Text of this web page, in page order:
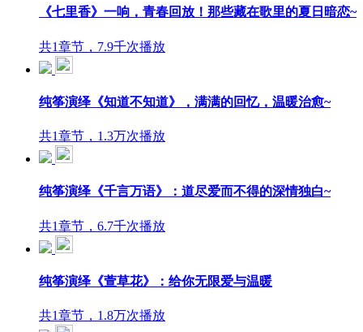
《七里香》一响，青春回放！那些藏在歌里的夏日暗恋~
共1章节，7.9千次播放
纯筝演绎《知道不知道》，满满的回忆，温暖治愈~
共1章节，1.3万次播放
纯筝演绎《千言万语》：道尽爱而不得的深情独白~
共1章节，6.7千次播放
纯筝演绎《萱草花》：给你无限爱与温暖
共1章节，1.8万次播放